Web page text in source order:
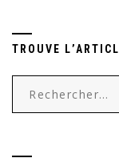
TROUVE